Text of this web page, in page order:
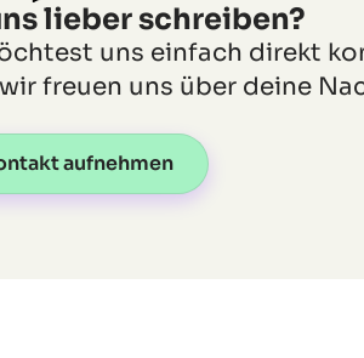
lieber schreiben?
uns einfach direkt
freuen uns über deine
aufnehmen